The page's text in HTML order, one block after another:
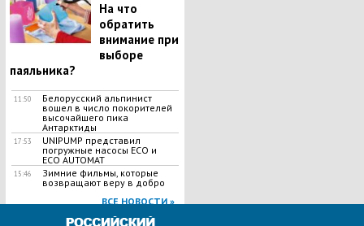
На что
обратить
внимание при
выборе
паяльника?
11:50
Белорусский альпинист
вошел в число покорителей
высочайшего пика
Антарктиды
17:53
UNIPUMP представил
погружные насосы ECO и
ECO AUTOMAT
15:46
Зимние фильмы, которые
возвращают веру в добро
ВСЕ НОВОСТИ »